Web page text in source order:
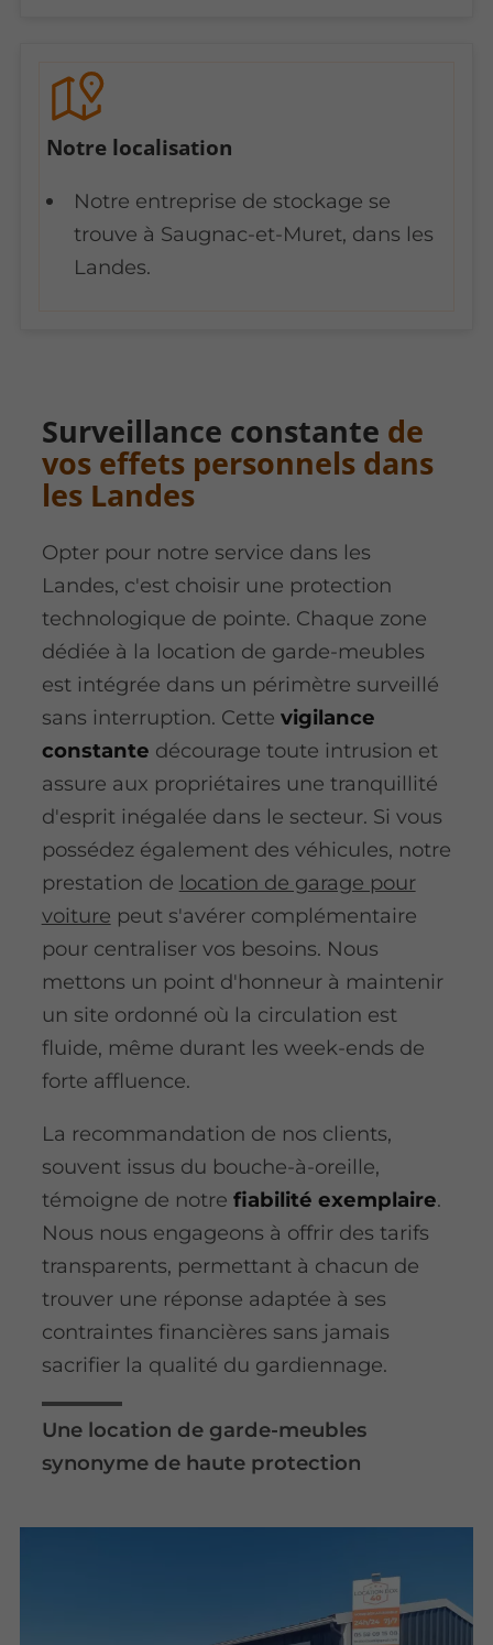
Notre localisation
Notre entreprise de stockage se
trouve à Saugnac-et-Muret, dans les
Landes.
Surveillance constante de
vos effets personnels dans
les Landes
Opter pour notre service dans les
Landes, c'est choisir une protection
technologique de pointe. Chaque zone
dédiée à la location de garde-meubles
est intégrée dans un périmètre surveillé
sans interruption. Cette vigilance
constante décourage toute intrusion et
assure aux propriétaires une tranquillité
d'esprit inégalée dans le secteur. Si vous
possédez également des véhicules, notre
prestation de location de garage pour
voiture peut s'avérer complémentaire
pour centraliser vos besoins. Nous
mettons un point d'honneur à maintenir
un site ordonné où la circulation est
fluide, même durant les week-ends de
forte affluence.
La recommandation de nos clients,
souvent issus du bouche-à-oreille,
témoigne de notre fiabilité exemplaire.
Nous nous engageons à offrir des tarifs
transparents, permettant à chacun de
trouver une réponse adaptée à ses
contraintes financières sans jamais
sacrifier la qualité du gardiennage.
Une location de garde-meubles
synonyme de haute protection